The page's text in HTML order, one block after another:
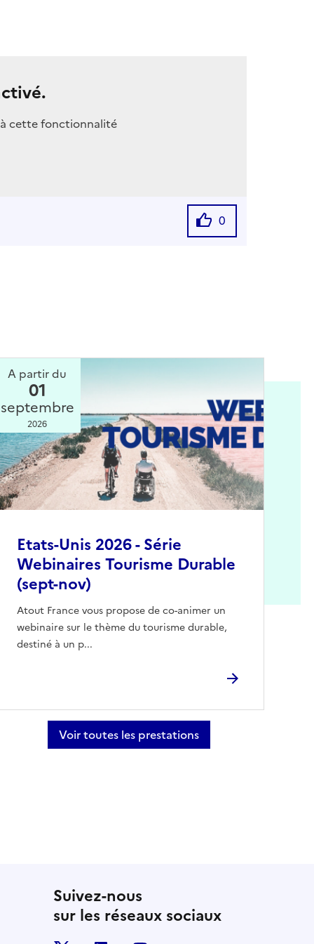
cette fonctionnalité
0
Etats-Unis 2026 - Série
Webinaires Tourisme Durable
(sept-nov)
Atout France vous propose de co-animer un
webinaire sur le thème du tourisme durable,
destiné à un p...
A partir du
01
septembre
2026
Voir toutes les prestations
Suivez-nous
sur les réseaux sociaux